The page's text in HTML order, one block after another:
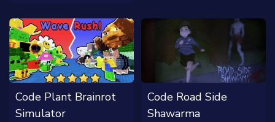
Code Plant Brainrot
Simulator
Code Road Side
Shawarma